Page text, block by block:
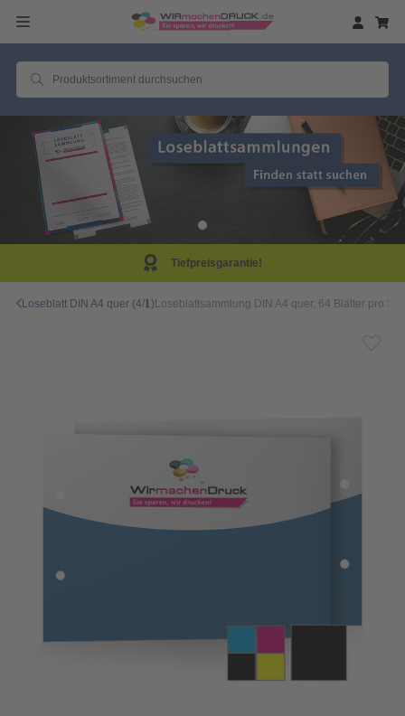
Loseblatt DIN A4 quer (4/1)Loseblattsammlung DIN A4 quer, 64 Blätter pro